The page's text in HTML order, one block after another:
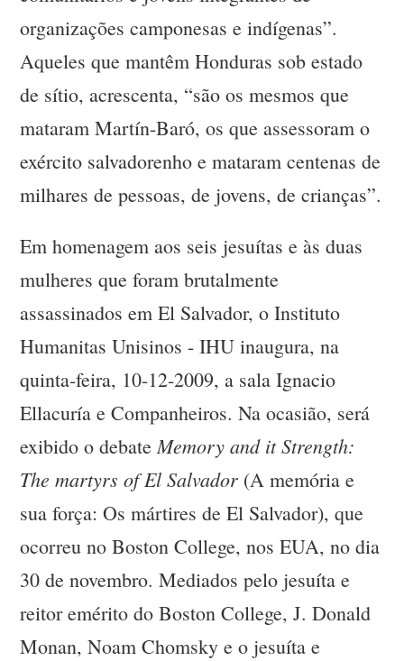
organizações camponesas e indígenas”.
Aqueles que mantêm Honduras sob estado
de sítio, acrescenta, “são os mesmos que
mataram Martín-Baró, os que assessoram o
exército salvadorenho e mataram centenas de
milhares de pessoas, de jovens, de crianças”.
Em homenagem aos seis jesuítas e às duas
mulheres que foram brutalmente
assassinados em El Salvador, o Instituto
Humanitas Unisinos - IHU inaugura, na
quinta-feira, 10-12-2009, a sala Ignacio
Ellacuría e Companheiros. Na ocasião, será
exibido o debateMemory and it Strength:
The martyrs of El Salvador (A memória e
sua força: Os mártires de El Salvador), que
ocorreu no Boston College, nos EUA, no dia
30 de novembro. Mediados pelo jesuíta e
reitor emérito do Boston College, J. Donald
Monan, Noam Chomsky e o jesuíta e